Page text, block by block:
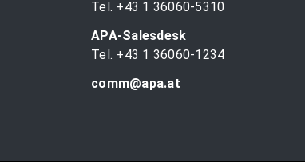
Tel. +43 1 36060-5310
APA-Salesdesk
Tel. +43 1 36060-1234
comm@apa.at